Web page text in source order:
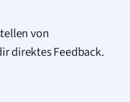
von
direktes Feedback.